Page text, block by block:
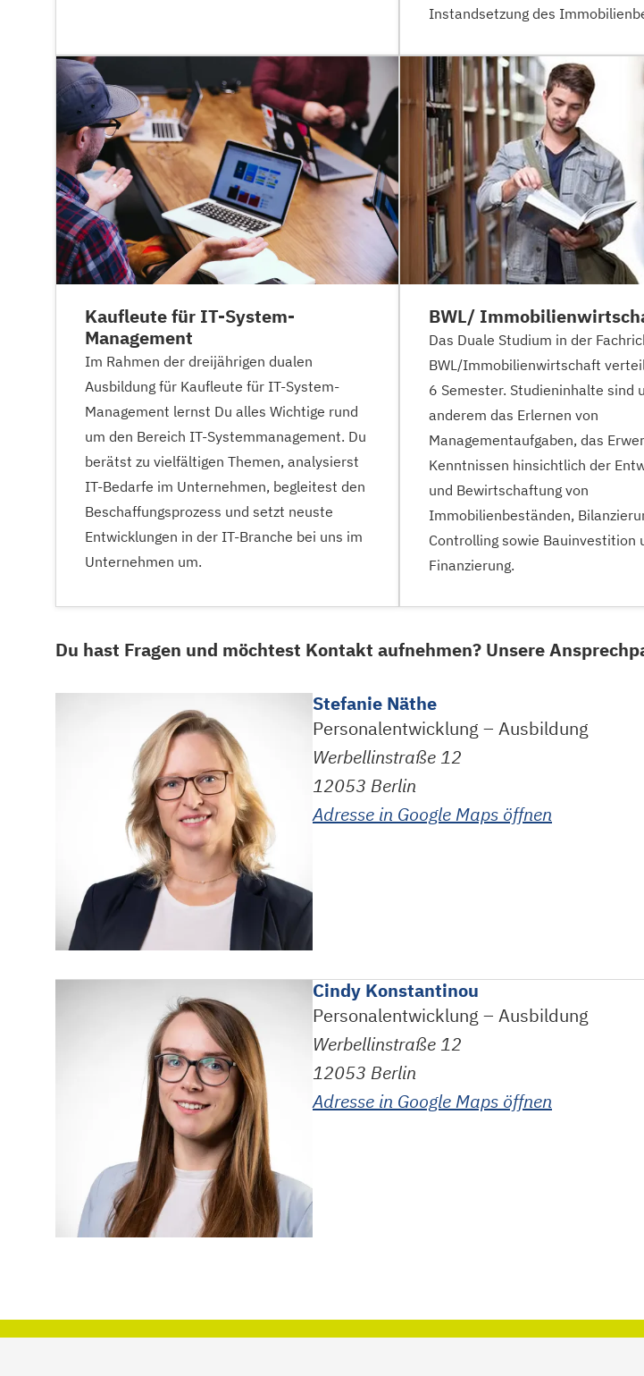
Instandsetzung des
Kaufleute für IT-System-
Management
Im Rahmen der dreijährigen dualen
Ausbildung für Kaufleute für IT-System-
Management lernst Du alles Wichtige rund
um den Bereich IT-Systemmanagement. Du
berätst zu vielfältigen Themen, analysierst
IT-Bedarfe im Unternehmen, begleitest den
Beschaffungsprozess und setzt neuste
Entwicklungen in der IT-Branche bei uns im
Unternehmen um.
BWL/
Das Duale Studium in der
BWL/Immobilienwirtschaft
6 Semester. Studieninhalte sind
anderem das Erlernen von
Managementaufgaben, das
Kenntnissen hinsichtlich der
und Bewirtschaftung von
Immobilienbeständen,
Controlling sowie Bauinvestition
Finanzierung.
Du hast Fragen und möchtest Kontakt aufnehmen? Unsere
Stefanie Näthe
Personalentwicklung – Ausbildung
Werbellinstraße 12
12053 Berlin
Adresse in Google Maps öffnen
Cindy Konstantinou
Personalentwicklung – Ausbildung
Werbellinstraße 12
12053 Berlin
Adresse in Google Maps öffnen